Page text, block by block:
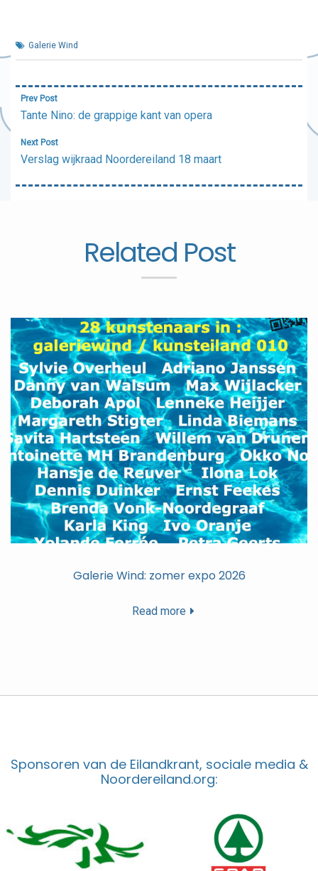
Galerie Wind
Bericht
navigatie
Prev Post
Tante Nino: de grappige kant van opera
Next Post
Verslag wijkraad Noordereiland 18 maart
Related Post
Galerie Wind: zomer expo 2026
Read more
Sponsoren van de Eilandkrant, sociale media &
Noordereiland.org: